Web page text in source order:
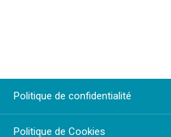
Politique de confidentialité
Politique de Cookies